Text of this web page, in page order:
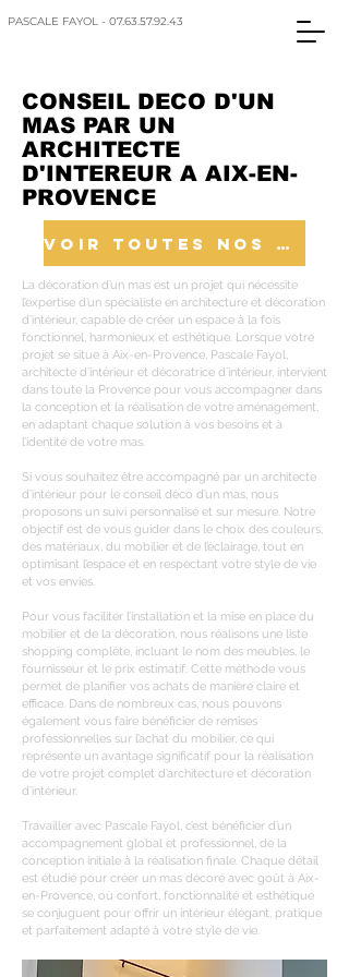
PASCALE FAYOL - 07.63.57.92.43
CONSEIL DECO D'UN
MAS PAR UN
ARCHITECTE
D'INTEREUR A AIX-EN-
PROVENCE
VOIR TOUTES NOS REALISATIONS
La décoration d’un mas est un projet qui nécessite
l’expertise d’un spécialiste en architecture et décoration
d’intérieur, capable de créer un espace à la fois
fonctionnel, harmonieux et esthétique. Lorsque votre
projet se situe à Aix-en-Provence, Pascale Fayol,
architecte d’intérieur et décoratrice d’intérieur, intervient
dans toute la Provence pour vous accompagner dans
la conception et la réalisation de votre aménagement,
en adaptant chaque solution à vos besoins et à
l’identité de votre mas.
Si vous souhaitez être accompagné par un architecte
d’intérieur pour le conseil déco d’un mas, nous
proposons un suivi personnalisé et sur mesure. Notre
objectif est de vous guider dans le choix des couleurs,
des matériaux, du mobilier et de l’éclairage, tout en
optimisant l’espace et en respectant votre style de vie
et vos envies.
Pour vous faciliter l’installation et la mise en place du
mobilier et de la décoration, nous réalisons une liste
shopping complète, incluant le nom des meubles, le
fournisseur et le prix estimatif. Cette méthode vous
permet de planifier vos achats de manière claire et
efficace. Dans de nombreux cas, nous pouvons
également vous faire bénéficier de remises
professionnelles sur l’achat du mobilier, ce qui
représente un avantage significatif pour la réalisation
de votre projet complet d’architecture et décoration
d’intérieur.
Travailler avec Pascale Fayol, c’est bénéficier d’un
accompagnement global et professionnel, de la
conception initiale à la réalisation finale. Chaque détail
est étudié pour créer un mas décoré avec goût à Aix-
en-Provence, où confort, fonctionnalité et esthétique
se conjuguent pour offrir un intérieur élégant, pratique
et parfaitement adapté à votre style de vie.